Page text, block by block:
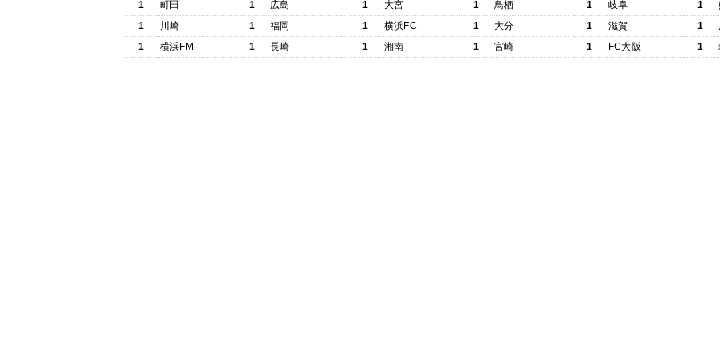
1
町田 1
広島
1
川崎 1
福岡
1
横浜FM 1 長崎
1
大宮 1
鳥栖
1
横浜FC 1
大分
1
湘南 1 宮崎
1
岐阜 1
1
滋賀 1
1
FC大阪 1